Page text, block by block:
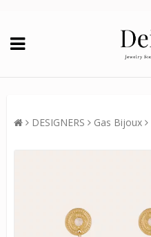
DESIGNERS Gas Bijoux